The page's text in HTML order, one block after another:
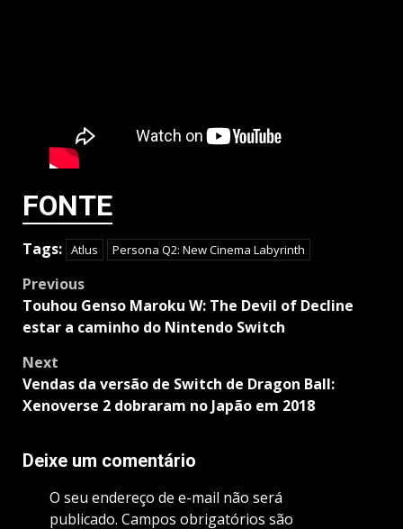
FONTE
Tags: Atlus Persona Q2: New Cinema Labyrinth
Post
navigation
Previous
Touhou Genso Maroku W: The Devil of Decline
estar a caminho do Nintendo Switch
Next
Vendas da versão de Switch de Dragon Ball:
Xenoverse 2 dobraram no Japão em 2018
Deixe um comentário
O seu endereço de e-mail não será
publicado. Campos obrigatórios são